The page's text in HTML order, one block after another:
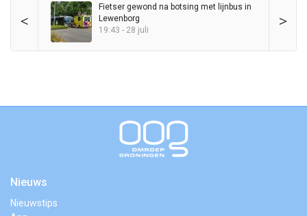
< >
Fietser gewond na botsing met lijnbus in
Lewenborg
19:43 - 28 juli
Nieuws
Nieuwstips